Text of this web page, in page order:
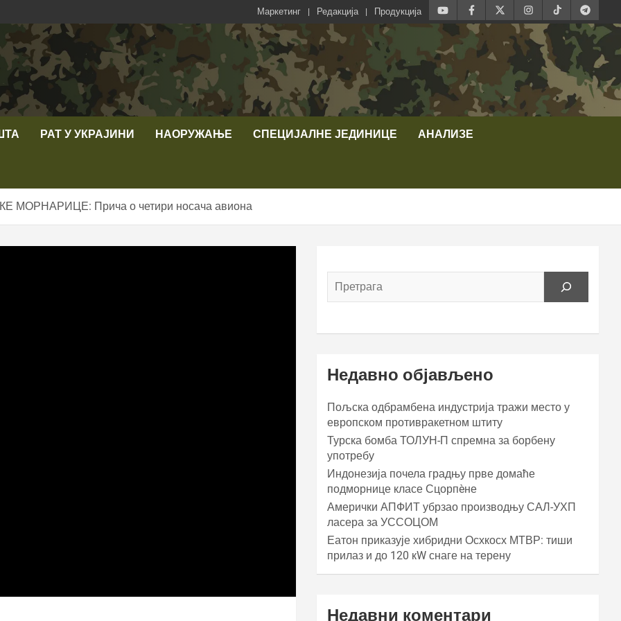
Маркетинг Редакција Продукција
РАТ У УКРАЈИНИ НАОРУЖАЊЕ СПЕЦИЈАЛНЕ ЈЕДИНИЦЕ АНАЛИЗЕ
Прича о четири носача авиона
Недавно објављено
Пољска одбрамбена индустрија тражи место у
европском противракетном штиту
Турска бомба ТОЛУН-П спремна за борбену
употребу
Индонезија почела градњу прве домаће
подморнице класе Сцорпèне
Амерички АПФИТ убрзао производњу САЛ-УХП
ласера за УССОЦОМ
Еатон приказује хибридни Осхкосх МТВР: тиши
прилаз и до 120 кW снаге на терену
Недавни коментари